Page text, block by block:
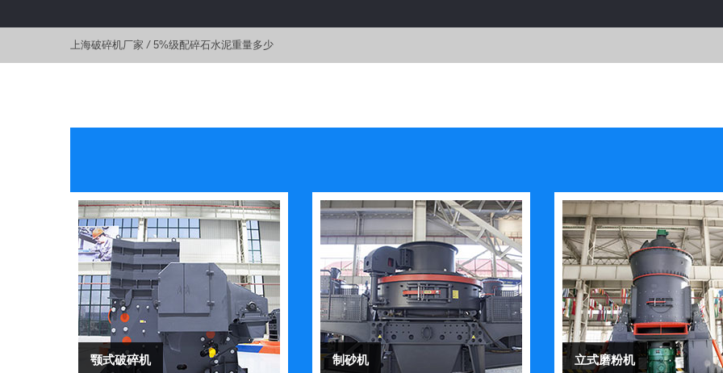
上海破碎机厂家 / 5%级配碎石水泥重量多少
颚式破碎机 制砂机 立式磨粉机